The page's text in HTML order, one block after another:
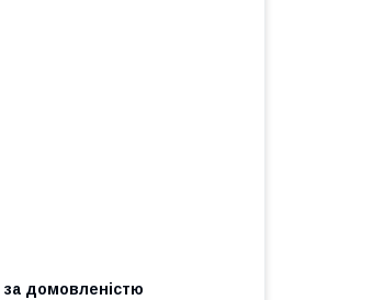
за домовленістю